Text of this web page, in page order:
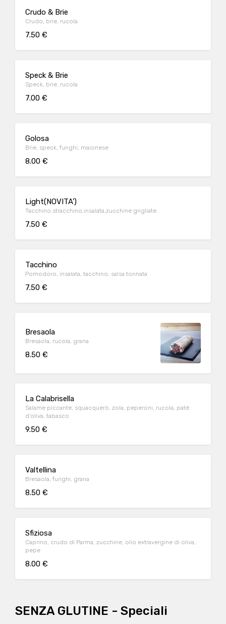
Crudo & Brie
Crudo, brie, rucola
7.50 €
Speck & Brie
Speck, brie, rucola
7.00 €
Golosa
Brie, speck, funghi, maionese
8.00 €
Light(NOVITA')
Tacchino,stracchino,insalata,zucchine grigliate
7.50 €
Tacchino
Pomodoro, insalata, tacchino, salsa tonnata
7.50 €
Bresaola
Bresaola, rucola, grana
8.50 €
La Calabrisella
Salame piccante, squacquerò, zola, peperoni, rucola, paté
d'oliva, tabasco
9.50 €
Valtellina
Bresaola, funghi, grana
8.50 €
Sfiziosa
Caprino, crudo di Parma, zucchine, olio extravergine di oliva,
pepe
8.00 €
SENZA GLUTINE - Speciali